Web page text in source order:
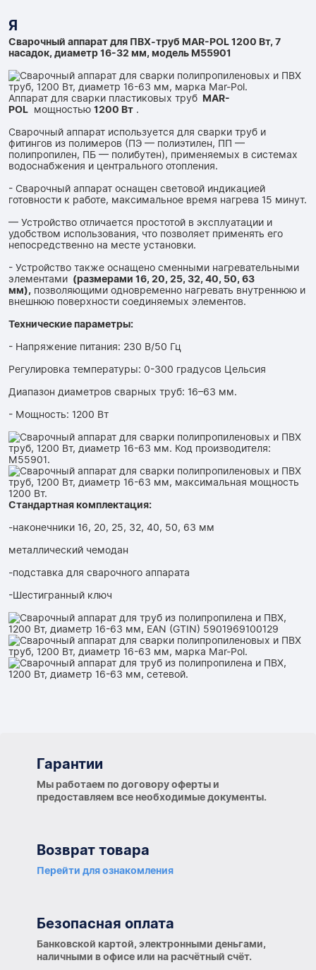
Я
Сварочный аппарат для ПВХ-труб MAR-POL 1200 Вт, 7
насадок, диаметр 16-32 мм, модель M55901
Аппарат для сварки пластиковых труб MAR-
POL мощностью 1200 Вт .
Сварочный аппарат используется для сварки труб и
фитингов из полимеров (ПЭ — полиэтилен, ПП —
полипропилен, ПБ — полибутен), применяемых в системах
водоснабжения и центрального отопления.
- Сварочный аппарат оснащен световой индикацией
готовности к работе, максимальное время нагрева 15 минут.
— Устройство отличается простотой в эксплуатации и
удобством использования, что позволяет применять его
непосредственно на месте установки.
- Устройство также оснащено сменными нагревательными
элементами (размерами 16, 20, 25, 32, 40, 50, 63
мм), позволяющими одновременно нагревать внутреннюю и
внешнюю поверхности соединяемых элементов.
Технические параметры:
- Напряжение питания: 230 В/50 Гц
Регулировка температуры: 0-300 градусов Цельсия
Диапазон диаметров сварных труб: 16–63 мм.
- Мощность: 1200 Вт
Стандартная комплектация:
-наконечники 16, 20, 25, 32, 40, 50, 63 мм
металлический чемодан
-подставка для сварочного аппарата
-Шестигранный ключ
Гарантии
Мы работаем по договору оферты и
предоставляем все необходимые документы.
Возврат товара
Перейти для ознакомления
Безопасная оплата
Банковской картой, электронными деньгами,
наличными в офисе или на расчётный счёт.